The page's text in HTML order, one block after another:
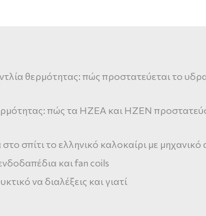
θερμότητας: πώς προστατεύεται το
πώς τα HZEA και HZEN
σπίτι το ελληνικό καλοκαίρι με μηχανικό
και fan coils
να διαλέξεις και γιατί